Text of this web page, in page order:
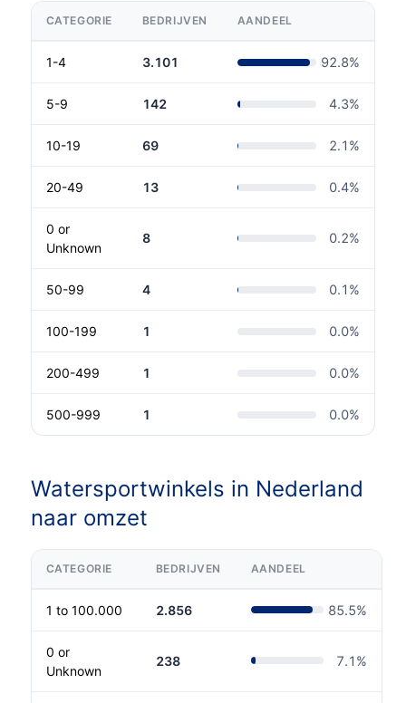
CATEGORIE BEDRIJVEN AANDEEL
1-4 3.101 92.8%
5-9 142 4.3%
10-19 69 2.1 %
20-49 13 0.4%
0 or
Unknown
8 0.2%
50-99 4 0.1 %
100-199 1 0.0%
200-499 1 0.0%
500-999 1 0.0%
Watersportwinkels in Nederland
naar omzet
CATEGORIE BEDRIJVEN AANDEEL
1 to 100.000 2.856 85.5%
0 or
Unknown
238 7.1 %